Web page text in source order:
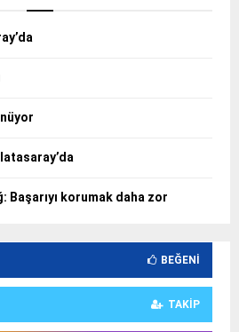
Başarıyı korumak daha zor
BEĞENI
TAKIP